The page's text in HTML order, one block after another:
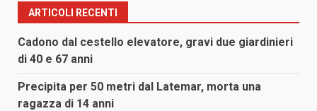
ARTICOLI RECENTI
Cadono dal cestello elevatore, gravi due giardinieri
di 40 e 67 anni
Precipita per 50 metri dal Latemar, morta una
ragazza di 14 anni